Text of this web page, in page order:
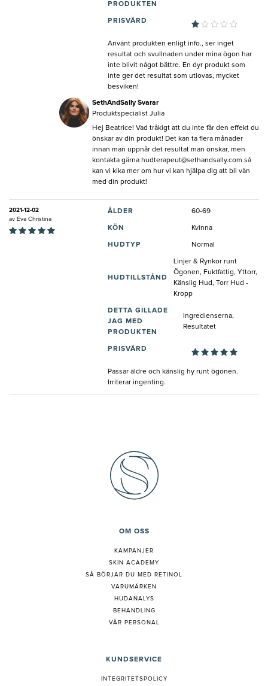
PRODUKTEN
PRISVÄRD
Använt produkten enligt info., ser inget
resultat och svullnaden under mina ögon har
inte blivit något bättre. En dyr produkt som
inte ger det resultat som utlovas, mycket
besviken!
SethAndSally Svarar
Produktspecialist Julia
Hej Beatrice! Vad tråkigt att du inte får den effekt du
önskar av din produkt! Det kan ta flera månader
innan man uppnår det resultat man önskar, men
kontakta gärna hudterapeut@sethandsally.com så
kan vi kika mer om hur vi kan hjälpa dig att bli vän
med din produkt!
2021-12-02
av Eva Christina
ÅLDER 60-69
KÖN Kvinna
HUDTYP Normal
HUDTILLSTÅND
Linjer & Rynkor runt
Ögonen, Fuktfattig, Yttorr,
Känslig Hud, Torr Hud -
Kropp
DETTA GILLADE
JAG MED
PRODUKTEN
Ingredienserna,
Resultatet
PRISVÄRD
Passar äldre och känslig hy runt ögonen.
Irriterar ingenting.
OM OSS
KAMPANJER
SKIN ACADEMY
SÅ BÖRJAR DU MED RETINOL
VARUMÄRKEN
HUDANALYS
BEHANDLING
VÅR PERSONAL
KUNDSERVICE
INTEGRITETSPOLICY